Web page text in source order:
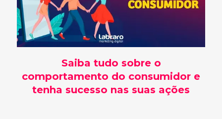
Saiba tudo sobre o
comportamento do consumidor e
tenha sucesso nas suas ações